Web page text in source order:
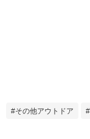
その他アウトドア